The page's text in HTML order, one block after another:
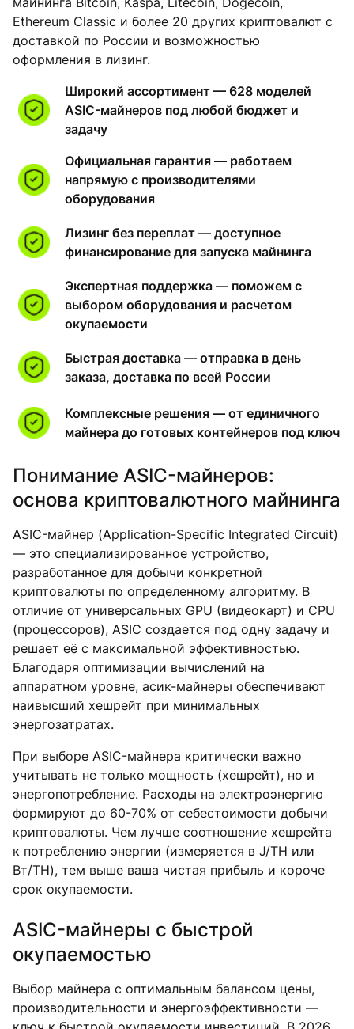
Ethereum Classic и более 20 других криптовалют с
доставкой по России и возможностью
оформления в лизинг.
Широкий ассортимент — 628 моделей
ASIC-майнеров под любой бюджет и
задачу
Официальная гарантия — работаем
напрямую с производителями
оборудования
Лизинг без переплат — доступное
финансирование для запуска майнинга
Экспертная поддержка — поможем с
выбором оборудования и расчетом
окупаемости
Быстрая доставка — отправка в день
заказа, доставка по всей России
Комплексные решения — от единичного
майнера до готовых контейнеров под ключ
Понимание ASIC-майнеров:
основа криптовалютного майнинга
ASIC-майнер (Application-Specific Integrated Circuit)
— это специализированное устройство,
разработанное для добычи конкретной
криптовалюты по определенному алгоритму. В
отличие от универсальных GPU (видеокарт) и CPU
(процессоров), ASIC создается под одну задачу и
решает её с максимальной эффективностью.
Благодаря оптимизации вычислений на
аппаратном уровне, асик-майнеры обеспечивают
наивысший хешрейт при минимальных
энергозатратах.
При выборе ASIC-майнера критически важно
учитывать не только мощность (хешрейт), но и
энергопотребление. Расходы на электроэнергию
формируют до 60-70% от себестоимости добычи
криптовалюты. Чем лучше соотношение хешрейта
к потреблению энергии (измеряется в J/TH или
Вт/TH), тем выше ваша чистая прибыль и короче
срок окупаемости.
ASIC-майнеры с быстрой
окупаемостью
Выбор майнера с оптимальным балансом цены,
производительности и энергоэффективности —